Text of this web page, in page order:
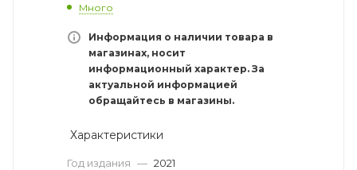
Много
Информация о наличии товара в
магазинах, носит
информационный характер. За
актуальной информацией
обращайтесь в магазины.
Характеристики
Год издания — 2021